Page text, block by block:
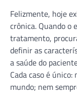
Felizmente, hoje
crônica. Quando o
tratamento,
definir as
a saúde do
Cada caso é
mundo; nem